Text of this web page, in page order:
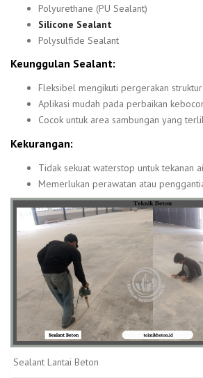
Polyurethane (PU Sealant)
Silicone Sealant
Polysulfide Sealant
Keunggulan Sealant:
Fleksibel mengikuti pergerakan struktur
Aplikasi mudah pada perbaikan
Cocok untuk area sambungan yang
Kekurangan:
Tidak sekuat waterstop untuk tekanan
Memerlukan perawatan atau
Sealant Lantai Beton